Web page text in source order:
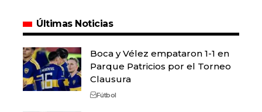
Últimas Noticias
Boca y Vélez empataron 1-1 en
Parque Patricios por el Torneo
Clausura
Fútbol